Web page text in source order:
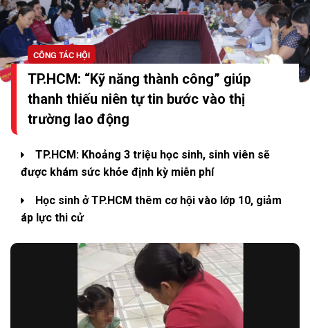
CÔNG TÁC HỘI
TP.HCM: “Kỹ năng thành công” giúp
thanh thiếu niên tự tin bước vào thị
trường lao động
TP.HCM: Khoảng 3 triệu học sinh, sinh viên sẽ
được khám sức khỏe định kỳ miễn phí
Học sinh ở TP.HCM thêm cơ hội vào lớp 10, giảm
áp lực thi cử